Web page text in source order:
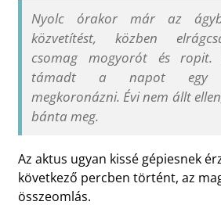
Nyolc órakor már az
közvetítést, közben
csomag mogyorót és ropit.
támadt a napot egy
megkoronázni. Évi nem állt
bánta meg.
Az aktus ugyan kissé gépiesnek
következő percben történt, az
összeomlás.